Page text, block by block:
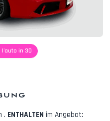
l'auto in 3D
. ENTHALTEN im Angebot: